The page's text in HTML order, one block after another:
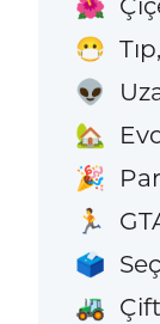
😷
👽
🏡
🎉
🏃
🗳️
🚜